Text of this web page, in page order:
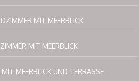
MIT MEERBLICK
MIT MEERBLICK
MEERBLICK UND TERRASSE